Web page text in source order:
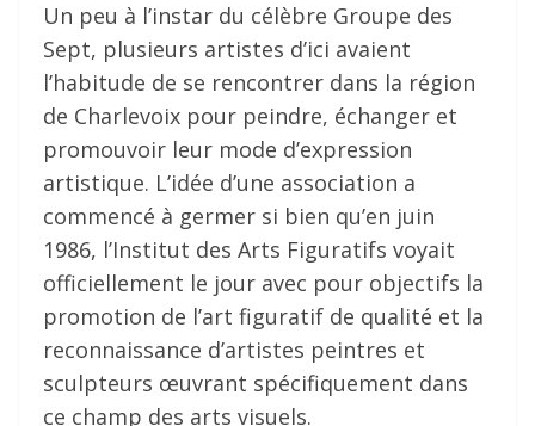
Un peu à l’instar du célèbre Groupe des
Sept, plusieurs artistes d’ici avaient
l’habitude de se rencontrer dans la région
de Charlevoix pour peindre, échanger et
promouvoir leur mode d’expression
artistique. L’idée d’une association a
commencé à germer si bien qu’en juin
1986, l’Institut des Arts Figuratifs voyait
officiellement le jour avec pour objectifs la
promotion de l’art figuratif de qualité et la
reconnaissance d’artistes peintres et
sculpteurs œuvrant spécifiquement dans
ce champ des arts visuels.